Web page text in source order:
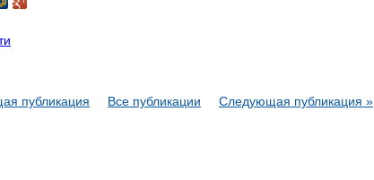
публикация Все публикации Следующая публикация »